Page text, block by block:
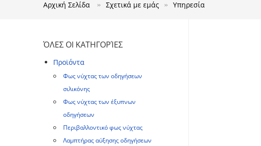
Αρχική Σελίδα Σχετικά με εμάς Υπηρεσία
ΌΛΕΣ ΟΙ ΚΑΤΗΓΟΡΊΕΣ
Προϊόντα
Φως νύχτας των οδηγήσεων
σιλικόνης
Φως νύχτας των έξυπνων
οδηγήσεων
Περιβαλλοντικό φως νύχτας
Λαμπτήρας αύξησης οδηγήσεων